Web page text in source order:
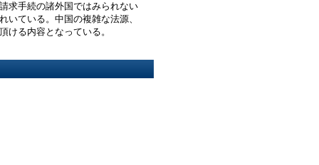
求手続の諸外国ではみられない
いている。中国の複雑な法源、
ける内容となっている。